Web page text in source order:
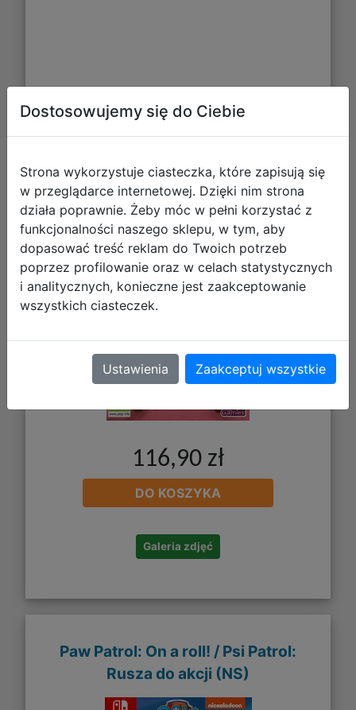
116,90 zł
DO KOSZYKA
Galeria zdjęć
Paw Patrol: On a roll! / Psi Patrol:
Rusza do akcji (NS)
Dostosowujemy się do Ciebie
Strona wykorzystuje ciasteczka, które zapisują się
w przeglądarce internetowej. Dzięki nim strona
działa poprawnie. Żeby móc w pełni korzystać z
funkcjonalności naszego sklepu, w tym, aby
dopasować treść reklam do Twoich potrzeb
poprzez profilowanie oraz w celach statystycznych
i analitycznych, konieczne jest zaakceptowanie
wszystkich ciasteczek.
Ustawienia Zaakceptuj wszystkie